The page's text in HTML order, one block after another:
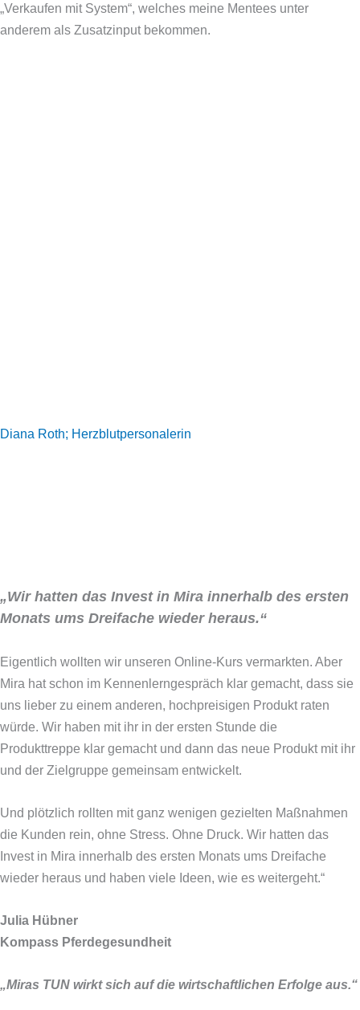
„Verkaufen mit System“, welches meine Mentees unter
anderem als Zusatzinput bekommen.
Diana Roth; Herzblutpersonalerin
„Wir hatten das Invest in Mira innerhalb des ersten
Monats ums Dreifache wieder heraus.“
Eigentlich wollten wir unseren Online-Kurs vermarkten. Aber
Mira hat schon im Kennenlerngespräch klar gemacht, dass sie
uns lieber zu einem anderen, hochpreisigen Produkt raten
würde. Wir haben mit ihr in der ersten Stunde die
Produkttreppe klar gemacht und dann das neue Produkt mit ihr
und der Zielgruppe gemeinsam entwickelt.
Und plötzlich rollten mit ganz wenigen gezielten Maßnahmen
die Kunden rein, ohne Stress. Ohne Druck. Wir hatten das
Invest in Mira innerhalb des ersten Monats ums Dreifache
wieder heraus und haben viele Ideen, wie es weitergeht.“
Julia Hübner
Kompass Pferdegesundheit
„Miras TUN wirkt sich auf die wirtschaftlichen Erfolge aus.“